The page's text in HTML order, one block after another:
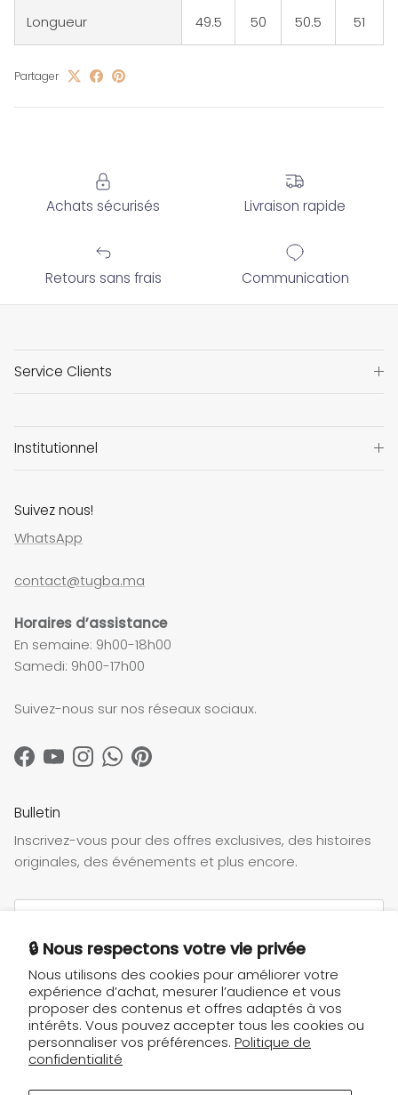
🔒 Nous respectons votre vie privée
Nous utilisons des cookies pour améliorer votre
expérience d’achat, mesurer l’audience et vous
proposer des contenus et offres adaptés à vos
intérêts. Vous pouvez accepter tous les cookies ou
personnaliser vos préférences. Politique de
confidentialité
Longueur 49.5 50 50.5 51
Partager
Achats sécurisés Livraison rapide
Retours sans frais Communication
Service Clients
Institutionnel
Suivez nous!
WhatsApp
contact@tugba.ma
Horaires d’assistance
En semaine: 9h00-18h00
Samedi: 9h00-17h00
Suivez-nous sur nos réseaux sociaux.
Facebook
YouTubeInstagram
WhatsApp
Pinterest
Bulletin
Inscrivez-vous pour des offres exclusives, des histoires
originales, des événements et plus encore.
S’INSCRIRE